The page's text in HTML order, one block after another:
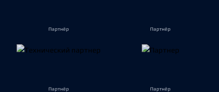
Партнёр Партнёр
Партнёр Партнёр